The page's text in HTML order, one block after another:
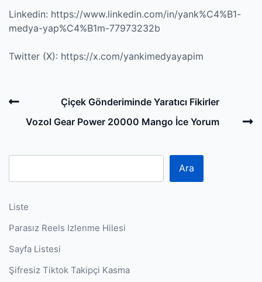
Linkedin: https://www.linkedin.com/in/yank%C4%B1-
medya-yap%C4%B1m-77973232b
Twitter (X): https://x.com/yankimedyayapim
Post
navigation
Previous
Post
Çiçek Gönderiminde Yaratıcı Fikirler
Vozol Gear Power 20000 Mango İce Yorum
Ara
Liste
Parasız Reels Izlenme Hilesi
Sayfa Listesi
Şifresiz Tiktok Takipçi Kasma